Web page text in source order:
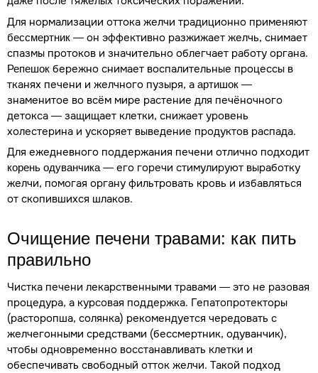
Для нормализации оттока желчи традиционно применяют
бессмертник — он эффективно разжижает желчь, снимает
спазмы протоков и значительно облегчает работу органа.
Репешок бережно снимает воспалительные процессы в
тканях печени и желчного пузыря, а артишок —
знаменитое во всём мире растение для печёночного
детокса — защищает клетки, снижает уровень
холестерина и ускоряет выведение продуктов распада.
Для ежедневного поддержания печени отлично подходит
корень одуванчика— его горечи стимулируют выработку
желчи, помогая органу фильтровать кровь и избавляться
от скопившихся шлаков.
Очищение печени травами: как пить
правильно
Чистка печени лекарственными травами — это не разовая
процедура, а курсовая поддержка. Гепатопротекторы
(расторопша, солянка) рекомендуется чередовать с
желчегонными средствами (бессмертник, одуванчик),
чтобы одновременно восстанавливать клетки и
обеспечивать свободный отток желчи. Такой подход